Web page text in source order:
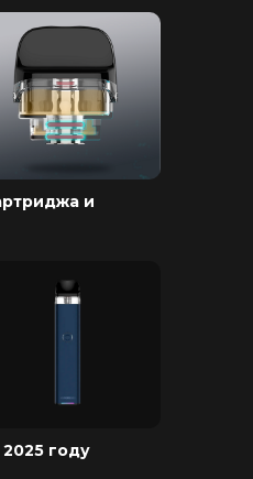
году
и